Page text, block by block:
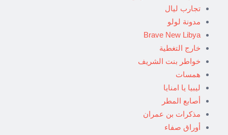
تجارب ليال
مدونة لولو
Brave New Libya
خارج التغطية
خواطر بنت الشريف
همسات
ليبيا يا امنايا
أصابع المطر
مذكرات بن عمران
أوراق صفاء